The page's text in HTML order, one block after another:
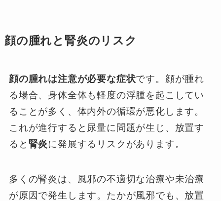
顔の腫れと腎炎のリスク
顔の腫れは注意が必要な症状です。顔が腫れ
る場合、身体全体も軽度の浮腫を起こしてい
ることが多く、体内外の循環が悪化します。
これが進行すると尿量に問題が生じ、放置す
ると 腎炎に発展するリスクがあります。
多くの腎炎は、風邪の不適切な治療や未治療
が原因で発生します。たかが風邪でも、放置